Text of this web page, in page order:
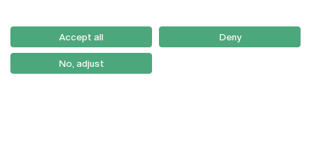
Como Chegar
Newsletter
Accept all Deny
No, adjust